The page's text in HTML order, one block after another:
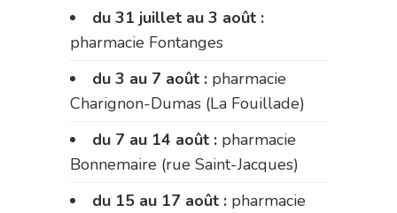
du 31 juillet au 3 août :
pharmacie Fontanges
du 3 au 7 août : pharmacie
Charignon-Dumas (La Fouillade)
du 7 au 14 août : pharmacie
Bonnemaire (rue Saint-Jacques)
du 15 au 17 août : pharmacie